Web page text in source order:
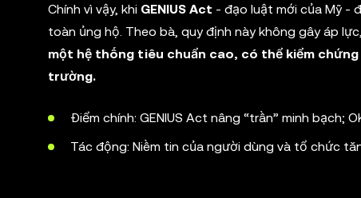
Chính vì vậy, khi GENIUS Act - đạo luật mới của Mỹ -
toàn ủng hộ. Theo bà, quy định này không gây áp
một hệ thống tiêu chuẩn cao, có thể kiểm
trường.
Điểm chính: GENIUS Act nâng “trần” minh bạch;
Tác động: Niềm tin của người dùng và tổ chức